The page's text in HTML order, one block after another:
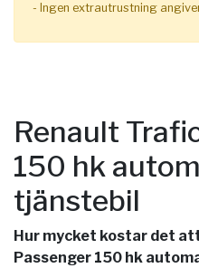
- Ingen extrautrustning
Renault
150 hk
tjänstebil
Hur mycket kostar det
Passenger 150 hk